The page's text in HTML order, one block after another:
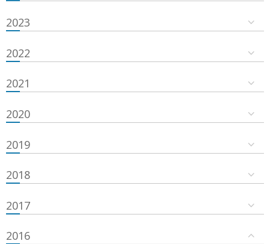
2023
2022
2021
2020
2019
2018
2017
2016